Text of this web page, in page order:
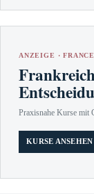
ANZEIGE ·
Praxisnahe Kurse mit
KURSE